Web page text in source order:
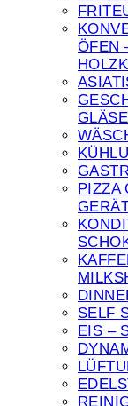
ÖFEN
PIZZA
SELF
EIS –